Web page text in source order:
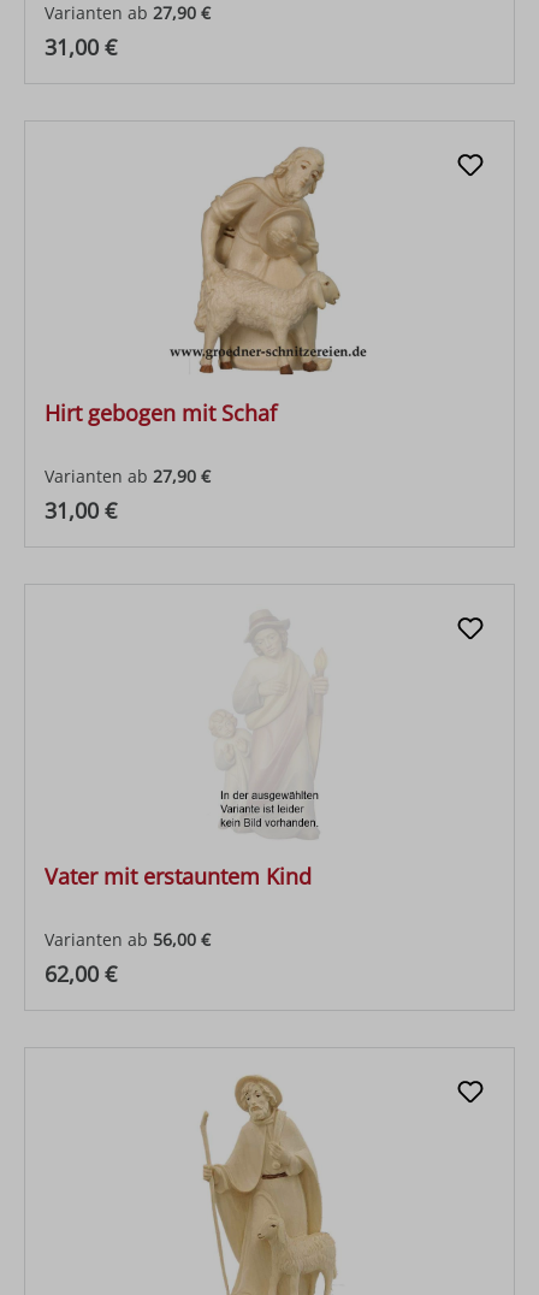
Varianten ab 27,90 €
Regulärer Preis:
31,00 €
Hirt gebogen mit Schaf
Varianten ab 27,90 €
Regulärer Preis:
31,00 €
Vater mit erstauntem Kind
Varianten ab 56,00 €
Regulärer Preis:
62,00 €